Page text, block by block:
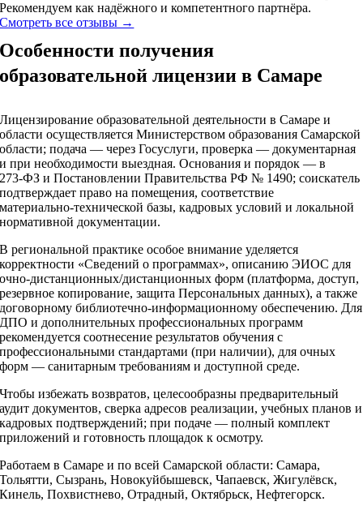
Рекомендуем как надёжного и компетентного партнёра.
Смотреть все отзывы →
Особенности получения
образовательной лицензии в Самаре
Лицензирование образовательной деятельности в Самаре и
области осуществляется Министерством образования Самарской
области; подача — через Госуслуги, проверка — документарная
и при необходимости выездная. Основания и порядок — в
273‑ФЗ и Постановлении Правительства РФ № 1490; соискатель
подтверждает право на помещения, соответствие
материально‑технической базы, кадровых условий и локальной
нормативной документации.
В региональной практике особое внимание уделяется
корректности «Сведений о программах», описанию ЭИОС для
очно‑дистанционных/дистанционных форм (платформа, доступ,
резервное копирование, защита Персональных данных), а также
договорному библиотечно‑информационному обеспечению. Для
ДПО и дополнительных профессиональных программ
рекомендуется соотнесение результатов обучения с
профессиональными стандартами (при наличии), для очных
форм — санитарным требованиям и доступной среде.
Чтобы избежать возвратов, целесообразны предварительный
аудит документов, сверка адресов реализации, учебных планов и
кадровых подтверждений; при подаче — полный комплект
приложений и готовность площадок к осмотру.
Работаем в Самаре и по всей Самарской области: Самара,
Тольятти, Сызрань, Новокуйбышевск, Чапаевск, Жигулёвск,
Кинель, Похвистнево, Отрадный, Октябрьск, Нефтегорск.